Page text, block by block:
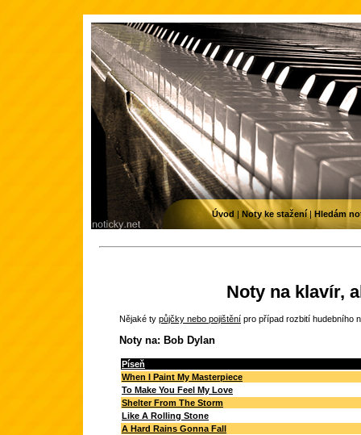
Noty na klavír,
Nějaké ty půjčky nebo pojištění pro případ rozbití hudebního
Noty na: Bob Dylan
Píseň
When I Paint My Masterpiece
To Make You Feel My Love
Shelter From The Storm
Like A Rolling Stone
A Hard Rains Gonna Fall
Úvod | Noty ke stažení| Hledám